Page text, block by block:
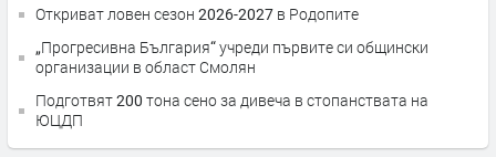
Откриват ловен сезон 2026-2027 в Родопите
„Прогресивна България“ учреди първите си общински
организации в област Смолян
Подготвят 200 тона сено за дивеча в стопанствата на
ЮЦДП